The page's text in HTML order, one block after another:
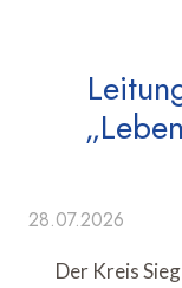
28.07.2026
Der Kreis